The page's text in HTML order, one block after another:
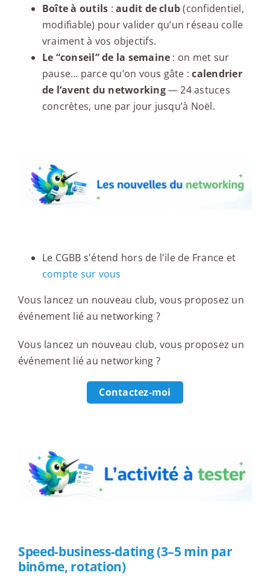
Boîte à outils :audit de club(confidentiel,
modifiable) pour valider qu’un réseau colle
vraiment à vos objectifs.
Le “conseil” de la semaine : on met sur
pause… parce qu’on vous gâte :calendrier
de l’avent du networking— 24 astuces
concrètes, une par jour jusqu’à Noël.
Le CGBB s'étend hors de l'ile de France et
compte sur vous
Vous lancez un nouveau club, vous proposez un
événement lié au networking ?
Vous lancez un nouveau club, vous proposez un
événement lié au networking ?
Contactez-moi
Speed-business-dating (3–5 min par
binôme, rotation)